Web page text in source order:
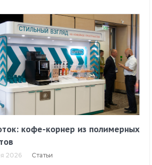
кофе-корнер из полимерных
2026 Статьи